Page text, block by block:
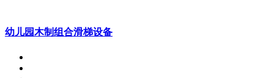
幼儿园木制组合滑梯设备